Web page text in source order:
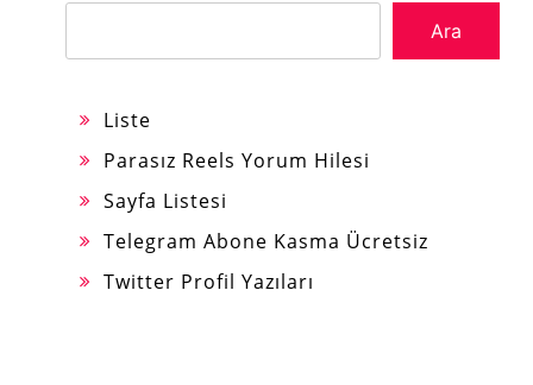
Ara
Liste
Parasız Reels Yorum Hilesi
Sayfa Listesi
Telegram Abone Kasma Ücretsiz
Twitter Profil Yazıları